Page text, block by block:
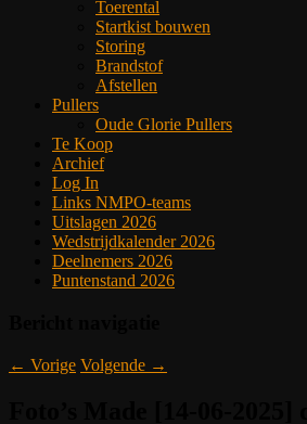
Toerental
Startkist bouwen
Storing
Brandstof
Afstellen
Pullers
Oude Glorie Pullers
Te Koop
Archief
Log In
Links NMPO-teams
Uitslagen 2026
Wedstrijdkalender 2026
Deelnemers 2026
Puntenstand 2026
← Vorige Volgende →